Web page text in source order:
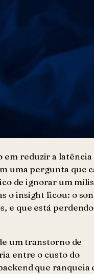
em reduzir a latência
uma pergunta que
de ignorar um
o insight ficou: o
e que está
um transtorno de
entre o custo do
que ranqueia